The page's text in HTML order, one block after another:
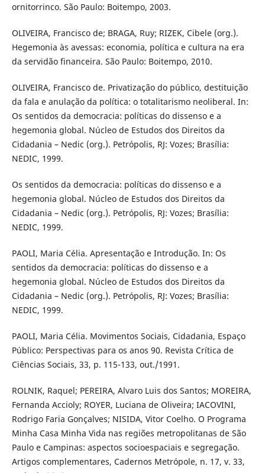
ornitorrinco. São Paulo: Boitempo, 2003.
OLIVEIRA, Francisco de; BRAGA, Ruy; RIZEK, Cibele (org.).
Hegemonia às avessas: economia, política e cultura na era
da servidão financeira. São Paulo: Boitempo, 2010.
OLIVEIRA, Francisco de. Privatização do público, destituição
da fala e anulação da política: o totalitarismo neoliberal. In:
Os sentidos da democracia: políticas do dissenso e a
hegemonia global. Núcleo de Estudos dos Direitos da
Cidadania – Nedic (org.). Petrópolis, RJ: Vozes; Brasília:
NEDIC, 1999.
Os sentidos da democracia: políticas do dissenso e a
hegemonia global. Núcleo de Estudos dos Direitos da
Cidadania – Nedic (org.). Petrópolis, RJ: Vozes; Brasília:
NEDIC, 1999.
PAOLI, Maria Célia. Apresentação e Introdução. In: Os
sentidos da democracia: políticas do dissenso e a
hegemonia global. Núcleo de Estudos dos Direitos da
Cidadania – Nedic (org.). Petrópolis, RJ: Vozes; Brasília:
NEDIC, 1999.
PAOLI, Maria Célia. Movimentos Sociais, Cidadania, Espaço
Público: Perspectivas para os anos 90. Revista Crítica de
Ciências Sociais, 33, p. 115-133, out./1991.
ROLNIK, Raquel; PEREIRA, Alvaro Luis dos Santos; MOREIRA,
Fernanda Accioly; ROYER, Luciana de Oliveira; IACOVINI,
Rodrigo Faria Gonçalves; NISIDA, Vitor Coelho. O Programa
Minha Casa Minha Vida nas regiões metropolitanas de São
Paulo e Campinas: aspectos socioespaciais e segregação.
Artigos complementares, Cadernos Metrópole, n. 17, v. 33,